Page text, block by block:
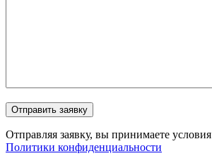
Отправляя заявку, вы принимаете условия
Политики конфиденциальности